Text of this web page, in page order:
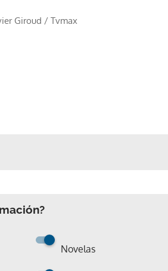
Giroud / Tvmax
Novelas